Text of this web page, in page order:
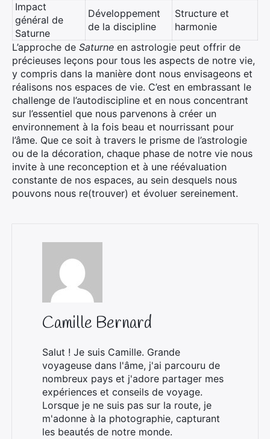
Impact
général de
Saturne
Développement
de la discipline
Structure et
harmonie
L’approche de Saturne en astrologie peut offrir de
précieuses leçons pour tous les aspects de notre vie,
y compris dans la manière dont nous envisageons et
réalisons nos espaces de vie. C’est en embrassant le
challenge de l’autodiscipline et en nous concentrant
sur l’essentiel que nous parvenons à créer un
environnement à la fois beau et nourrissant pour
l’âme. Que ce soit à travers le prisme de l’astrologie
ou de la décoration, chaque phase de notre vie nous
invite à une reconception et à une réévaluation
constante de nos espaces, au sein desquels nous
pouvons nous re(trouver) et évoluer sereinement.
Camille Bernard
Salut ! Je suis Camille. Grande
voyageuse dans l'âme, j'ai parcouru de
nombreux pays et j'adore partager mes
expériences et conseils de voyage.
Lorsque je ne suis pas sur la route, je
m'adonne à la photographie, capturant
les beautés de notre monde.